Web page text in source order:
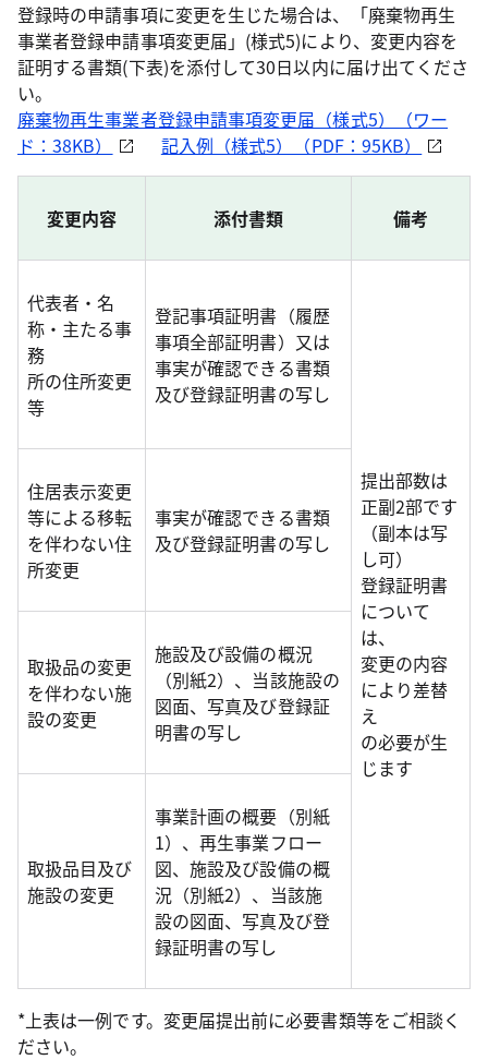
登録時の申請事項に変更を生じた場合は、「廃棄物再生
事業者登録申請事項変更届」(様式5)により、変更内容を
証明する書類(下表)を添付して30日以内に届け出てくださ
い。
廃棄物再生事業者登録申請事項変更届（様式5）（ワー
ド：38KB）
記入例（様式5）（PDF：95KB）
変更内容 添付書類 備考
代表者・名
称・主たる事
務
所の住所変更
等
登記事項証明書（履歴
事項全部証明書）又は
事実が確認できる書類
及び登録証明書の写し
提出部数は
正副2部です
（副本は写
し可）
登録証明書
について
は、
変更の内容
により差替
え
の必要が生
じます
住居表示変更
等による移転
を伴わない住
所変更
事実が確認できる書類
及び登録証明書の写し
取扱品の変更
を伴わない施
設の変更
施設及び設備の概況
（別紙2）、当該施設の
図面、写真及び登録証
明書の写し
取扱品目及び
施設の変更
事業計画の概要（別紙
1）、再生事業フロー
図、施設及び設備の概
況（別紙2）、当該施
設の図面、写真及び登
録証明書の写し
*上表は一例です。変更届提出前に必要書類等をご相談く
ださい。